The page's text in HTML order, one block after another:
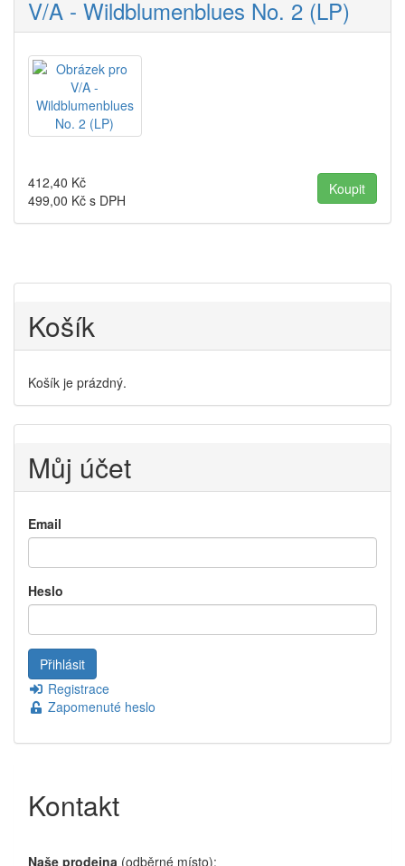
V/A - Wildblumenblues No. 2 (LP)
412,40 Kč
499,00 Kč s DPH
Košík
Košík je prázdný.
Můj účet
Email
Heslo
Registrace
Zapomenuté heslo
Kontakt
Naše prodejna (odběrné místo):